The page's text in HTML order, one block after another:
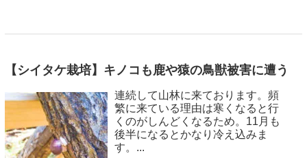
【シイタケ栽培】キノコも鹿や猿の鳥獣被害に遭う
連続して山林に来ております。頻
繁に来ている理由は寒くなると行
くのがしんどくなるため。11月も
後半になるとかなり冷え込みま
す。...